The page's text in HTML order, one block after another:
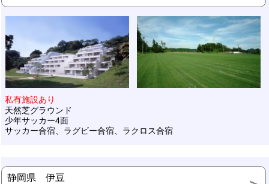
私有施設あり
天然芝グラウンド
少年サッカー4面
サッカー合宿、ラグビー合宿、ラクロス合宿
静岡県 伊豆